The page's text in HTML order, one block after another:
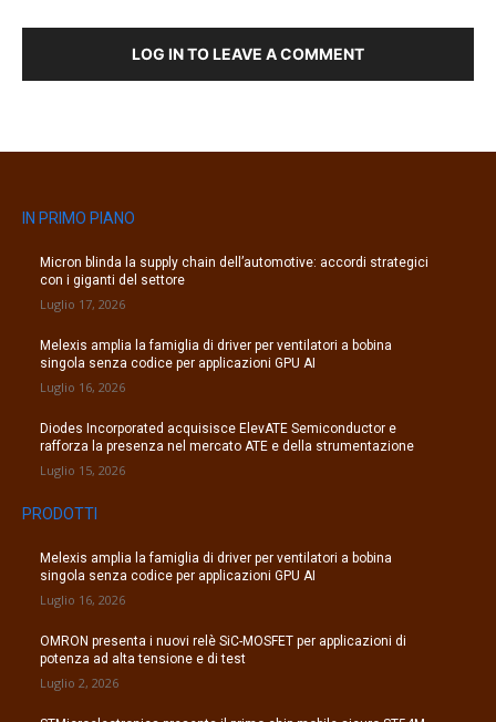
LOG IN TO LEAVE A COMMENT
IN PRIMO PIANO
Micron blinda la supply chain dell’automotive: accordi strategici
con i giganti del settore
Luglio 17, 2026
Melexis amplia la famiglia di driver per ventilatori a bobina
singola senza codice per applicazioni GPU AI
Luglio 16, 2026
Diodes Incorporated acquisisce ElevATE Semiconductor e
rafforza la presenza nel mercato ATE e della strumentazione
Luglio 15, 2026
PRODOTTI
Melexis amplia la famiglia di driver per ventilatori a bobina
singola senza codice per applicazioni GPU AI
Luglio 16, 2026
OMRON presenta i nuovi relè SiC-MOSFET per applicazioni di
potenza ad alta tensione e di test
Luglio 2, 2026